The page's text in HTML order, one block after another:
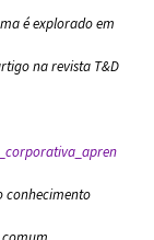
é explorado em
na revista T&D
conhecimento